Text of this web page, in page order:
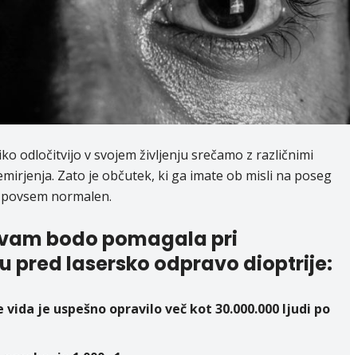
odločitvijo v svojem življenju srečamo z različnimi
Zato je občutek, ki ga imate ob misli na poseg
normalen.
bodo pomagala pri
pred lasersko odpravo dioptrije:
je uspešno opravilo več kot 30.000.000 ljudi po